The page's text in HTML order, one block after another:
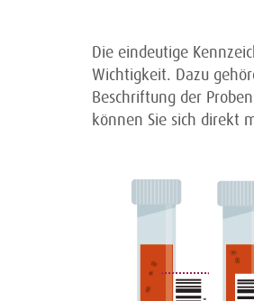
Die eindeutige
Wichtigkeit. Dazu
Beschriftung der
können Sie sich direkt